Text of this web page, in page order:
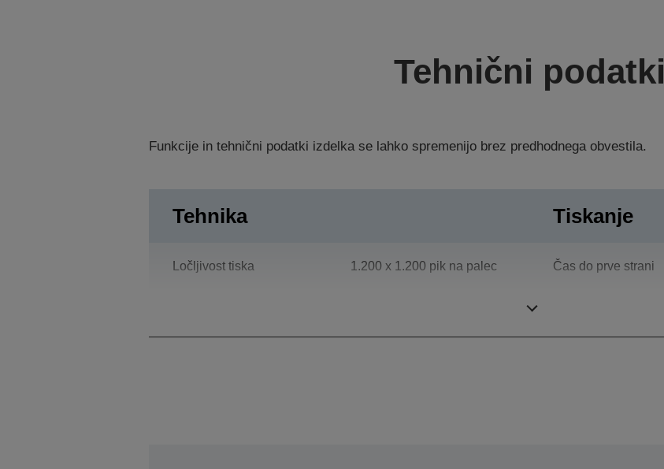
Tehnični podatki
Funkcije in tehnični podatki izdelka se lahko spremenijo brez predhodnega obvestila.
Tehnika
Ločljivost tiska 1.200 x 1.200 pik na palec
Tiskanje
Čas do prve strani